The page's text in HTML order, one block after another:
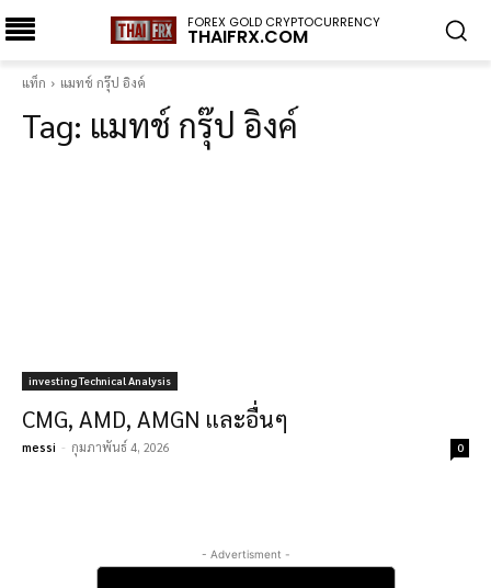
FOREX GOLD CRYPTOCURRENCY
THAIFRX.COM
แท็ก แมทช์ กรุ๊ป อิงค์
Tag: แมทช์ กรุ๊ป อิงค์
investing Technical Analysis
CMG, AMD, AMGN และอื่นๆ
messi - กุมภาพันธ์ 4, 2026 0
- Advertisment -